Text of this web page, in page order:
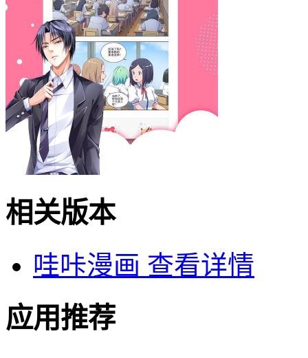
相关版本
哇咔漫画 查看详情
应用推荐